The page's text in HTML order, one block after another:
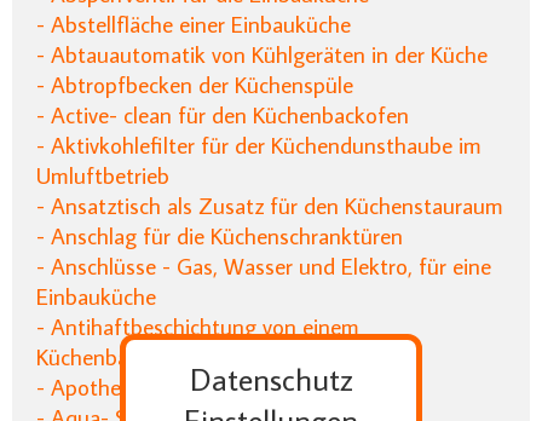
- Abstellfläche einer Einbauküche
- Abtauautomatik von Kühlgeräten in der Küche
- Abtropfbecken der Küchenspüle
- Active- clean für den Küchenbackofen
- Aktivkohlefilter für der Küchendunsthaube im
Umluftbetrieb
- Ansatztisch als Zusatz für den Küchenstauraum
- Anschlag für die Küchenschranktüren
- Anschlüsse - Gas, Wasser und Elektro, für eine
Einbauküche
- Antihaftbeschichtung von einem
Küchenbackofen
- Apothekerschrank einer Einbauküche
Datenschutz